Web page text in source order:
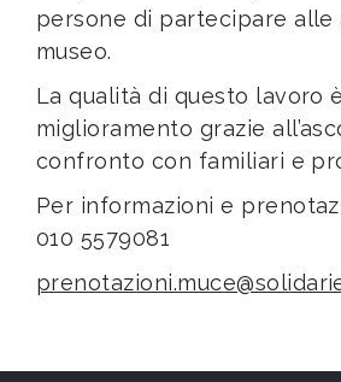
persone di partecipare
museo.
La qualità di questo lavoro
miglioramento grazie
confronto con familiari e
Per informazioni e
010 5579081